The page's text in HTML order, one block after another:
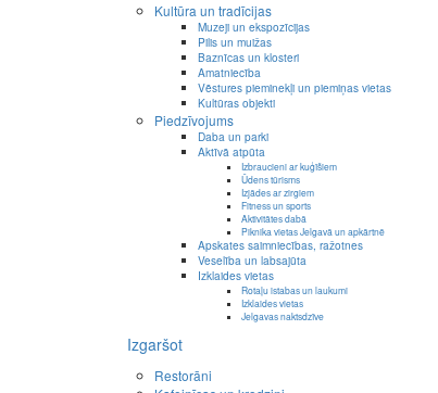
Kultūra un tradīcijas
Muzeji un ekspozīcijas
Pilis un muižas
Baznīcas un klosteri
Amatniecība
Vēstures pieminekļi un piemiņas vietas
Kultūras objekti
Piedzīvojums
Daba un parki
Aktīvā atpūta
Izbraucieni ar kuģīšiem
Ūdens tūrisms
Izjādes ar zirgiem
Fitness un sports
Aktivitātes dabā
Piknika vietas Jelgavā un apkārtnē
Apskates saimniecības, ražotnes
Veselība un labsajūta
Izklaides vietas
Rotaļu istabas un laukumi
Izklaides vietas
Jelgavas naktsdzīve
Izgaršot
Restorāni